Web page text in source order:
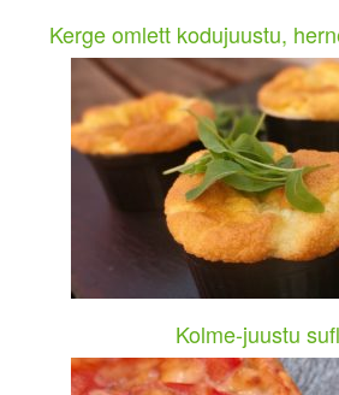
Kerge omlett kodujuustu,
Kolme-juustu